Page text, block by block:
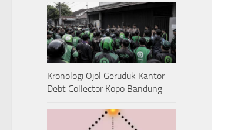
Kronologi Ojol Geruduk Kantor
Debt Collector Kopo Bandung